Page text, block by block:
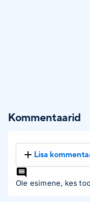
Kommentaarid
Lisa
Ole esimene, kes